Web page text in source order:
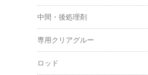
中間・後処理剤
専用クリアグルー
ロッド